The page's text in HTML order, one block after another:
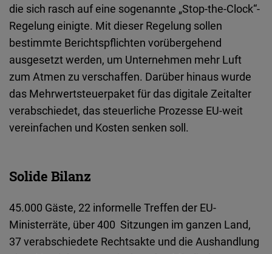
die sich rasch auf eine sogenannte „Stop-the-Clock“-
Regelung einigte. Mit dieser Regelung sollen
bestimmte Berichtspflichten vorübergehend
ausgesetzt werden, um Unternehmen mehr Luft
zum Atmen zu verschaffen. Darüber hinaus wurde
das Mehrwertsteuerpaket für das digitale Zeitalter
verabschiedet, das steuerliche Prozesse EU-weit
vereinfachen und Kosten senken soll.
Solide Bilanz
45.000 Gäste, 22 informelle Treffen der EU-
Ministerräte, über 400 Sitzungen im ganzen Land,
37 verabschiedete Rechtsakte und die Aushandlung